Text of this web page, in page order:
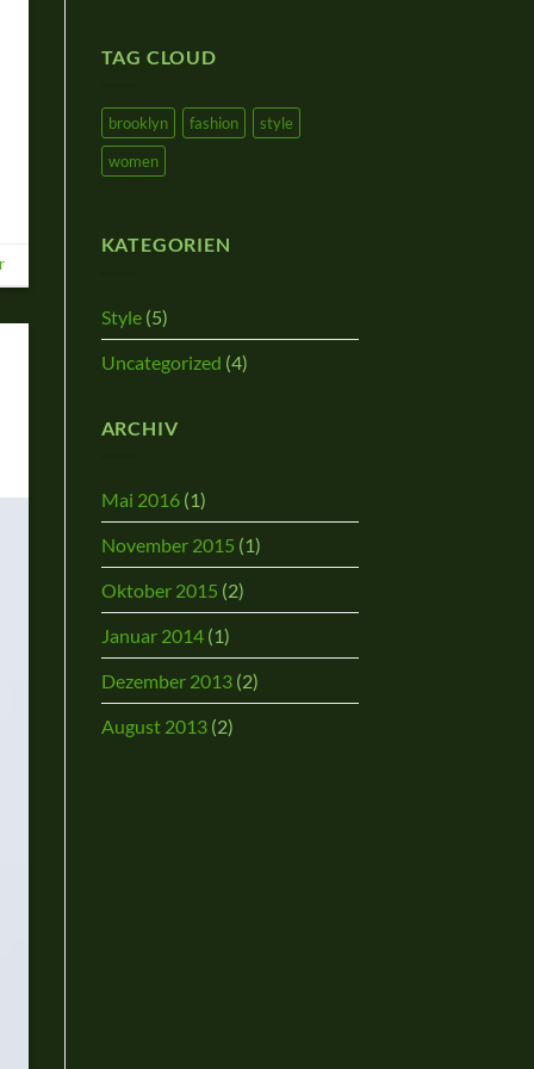
TAG CLOUD
brooklyn fashion
style
women
KATEGORIEN
Style(5)
Uncategorized (4)
ARCHIV
Mai 2016(1)
November 2015 (1)
Oktober 2015 (2)
Januar 2014(1)
Dezember 2013(2)
August 2013(2)